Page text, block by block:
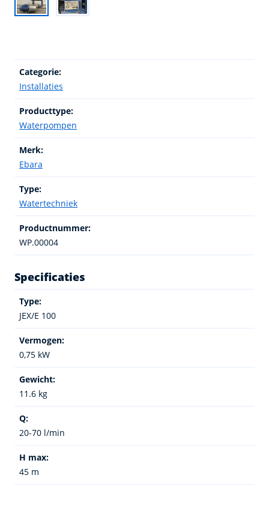
Categorie:
Installaties
Producttype:
Waterpompen
Merk:
Ebara
Type:
Watertechniek
Productnummer:
WP.00004
Specificaties
Type:
JEX/E 100
Vermogen:
0,75 kW
Gewicht:
11.6 kg
Q:
20-70 l/min
H max:
45 m